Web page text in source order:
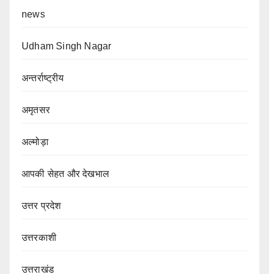
news
Udham Singh Nagar
अन्तर्राष्ट्रीय
अमृतसर
अल्मोड़ा
आपकी सेहत और देखभाल
उत्तर प्रदेश
उत्तरकाशी
उत्तराखंड